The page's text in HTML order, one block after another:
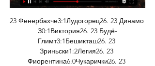
23 Фенербахче3:1Лудогорец26. 23 Динамо
З0:1Виктория26. 23 Будё-
Глимт3:1Бешикташ26. 23
Зриньски1:2Легия26. 23
Фиорентина6:0Чукарички26. 23